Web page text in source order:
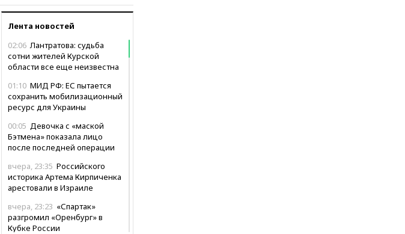
Лента новостей
02:06 Лантратова: судьба
сотни жителей Курской
области все еще неизвестна
01:10 МИД РФ: ЕС пытается
сохранить мобилизационный
ресурс для Украины
00:05 Девочка с «маской
Бэтмена» показала лицо
после последней операции
вчера, 23:35 Российского
историка Артема Кирпиченка
арестовали в Израиле
вчера, 23:23 «Спартак»
разгромил «Оренбург» в
Кубке России